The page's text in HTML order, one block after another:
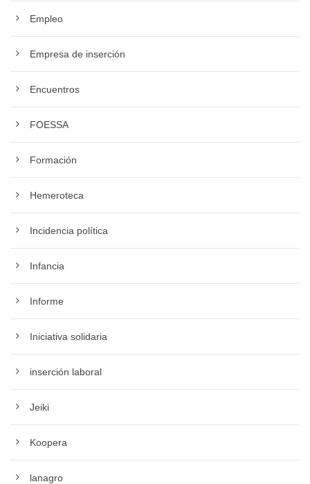
Empleo
Empresa de inserción
Encuentros
FOESSA
Formación
Hemeroteca
Incidencia política
Infancia
Informe
Iniciativa solidaria
inserción laboral
Jeiki
Koopera
lanagro